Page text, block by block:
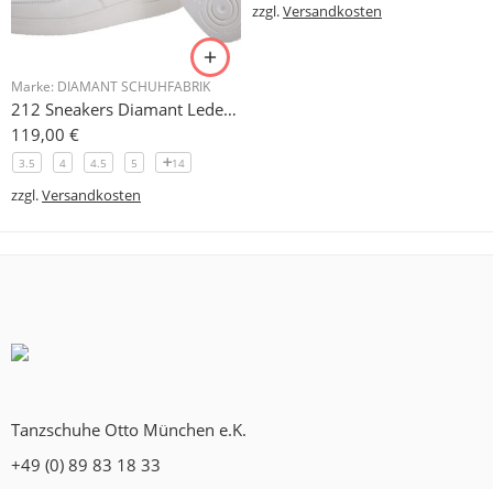
Marke: DIAMANT SCHUHFABRIK
212 Sneakers Diamant Leder weiss, drehfreudige Kunststoffsohle
119,00 €
3.5 4 4.5 5 14
zzgl.Versandkosten
zzgl.Versandkosten
Tanzschuhe Otto München e.K.
+49 (0) 89 83 18 33